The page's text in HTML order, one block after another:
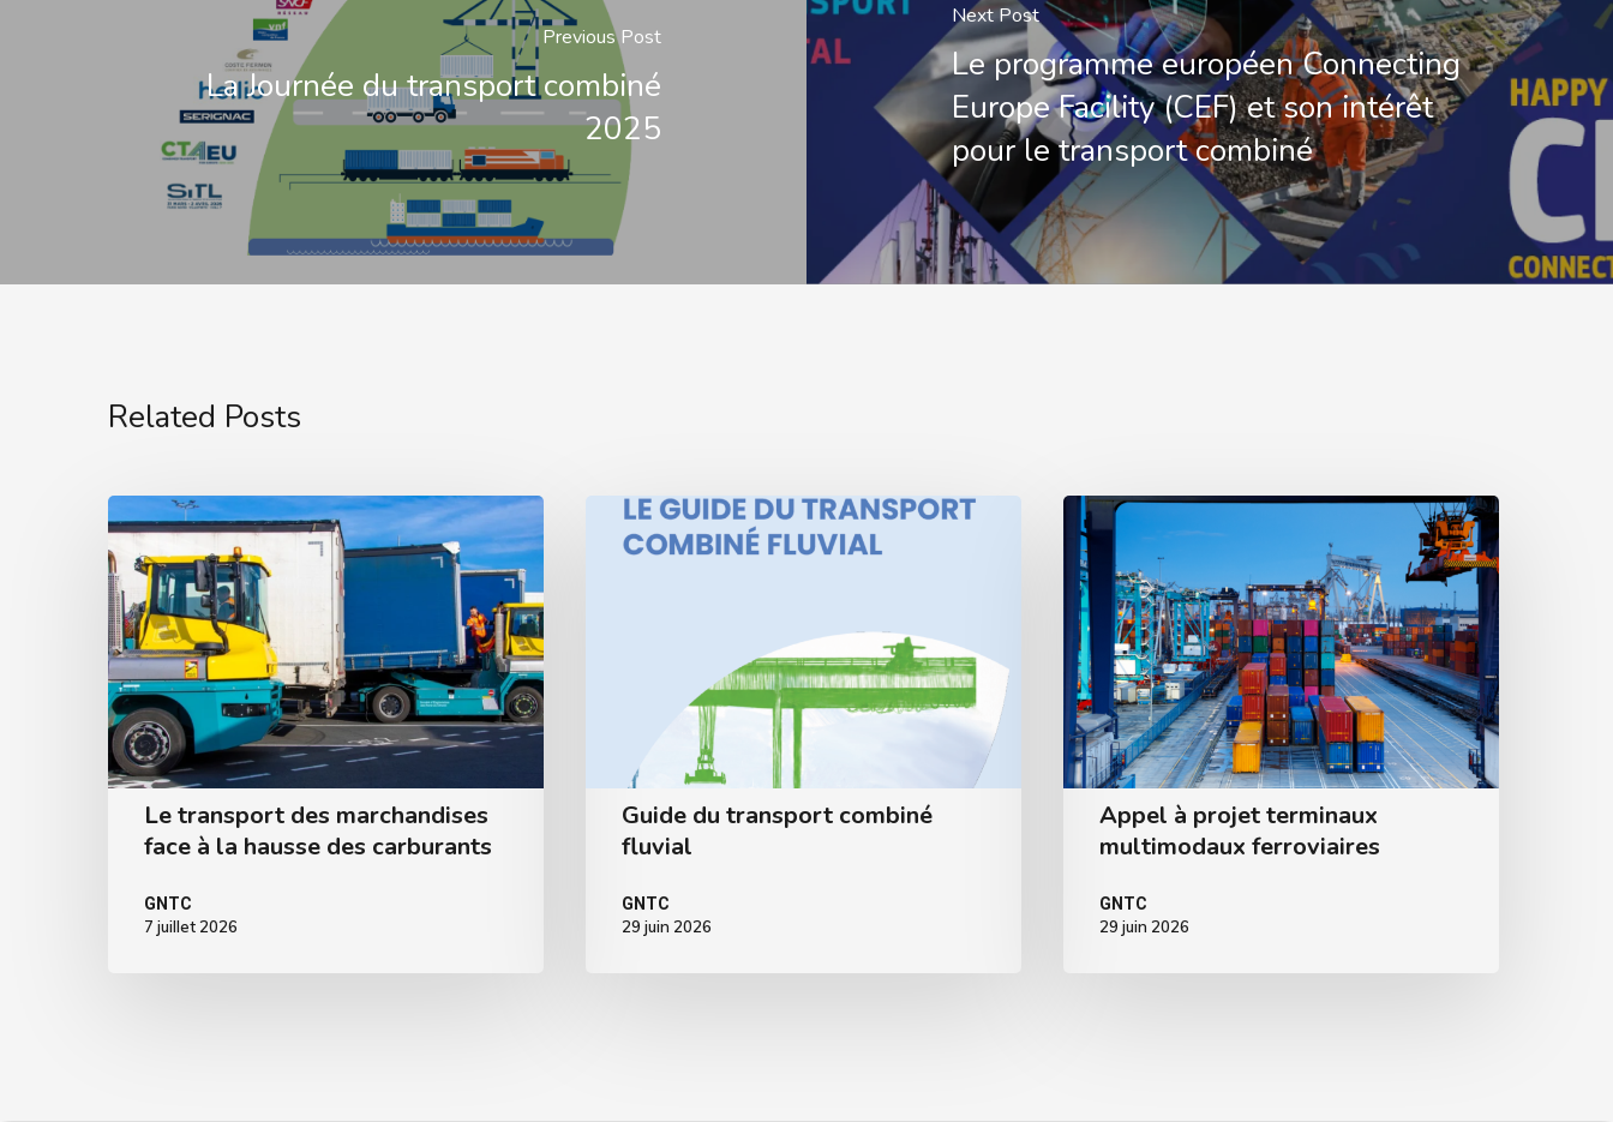
Previous Post
La Journée du transport combiné
2025
Next Post
Le programme européen Connecting
Europe Facility (CEF) et son intérêt
pour le transport combiné
Related Posts
Le transport des marchandises
face à la hausse des carburants
GNTC
7 juillet 2026
Guide du transport combiné
fluvial
GNTC
29 juin 2026
Appel à projet terminaux
multimodaux ferroviaires
GNTC
29 juin 2026